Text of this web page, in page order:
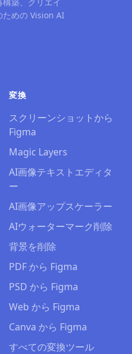
ための Vision AI
変換
スクリーンショットから
Figma
Magic Layers
AI画像テキストエディタ
ー
AI画像アップスケーラー
AIウォーターマーク削除
背景を削除
PDF から Figma
PSD から Figma
Web から Figma
Canva から Figma
すべての変換ツール